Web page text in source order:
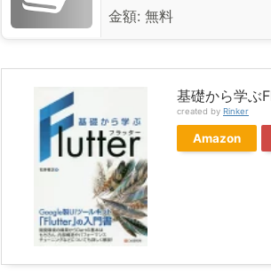
金額: 無料
基礎から学ぶ
created by Rinker
Amazon